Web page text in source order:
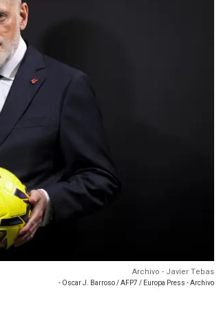
Archivo - Javier Tebas
- Oscar J. Barroso / AFP7 / Europa Press - Archivo